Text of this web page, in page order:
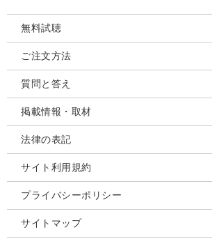
無料試聴
ご注文方法
質問と答え
掲載情報・取材
法律の表記
サイト利用規約
プライバシーポリシー
サイトマップ